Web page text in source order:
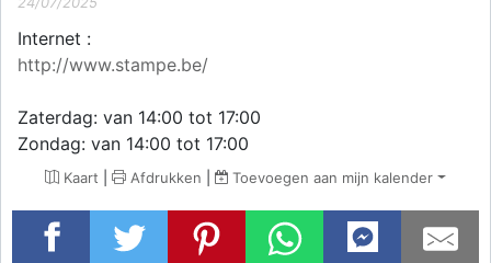
Internet :
http://www.stampe.be/
Zaterdag: van 14:00 tot 17:00
Zondag: van 14:00 tot 17:00
Kaart | Afdrukken | Toevoegen aan mijn kalender